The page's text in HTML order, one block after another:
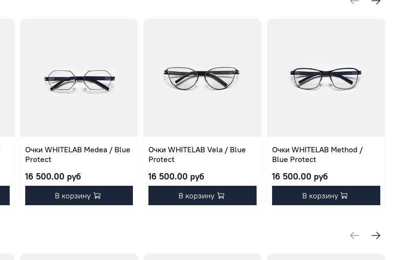
Очки WHITELAB Medea / Blue
Protect
16 500.00 руб
В корзину
Очки WHITELAB Vela / Blue
Protect
16 500.00 руб
В корзину
Очки WHITELAB Method /
Blue Protect
16 500.00 руб
В корзину